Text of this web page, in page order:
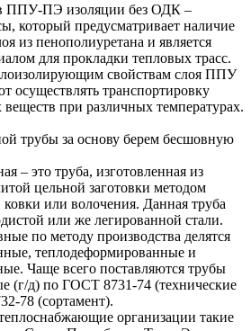
ППУ-ПЭ изоляции без ОДК –
который предусматривает наличие
из пенополиуретана и является
для прокладки тепловых трасс.
свойствам слоя ППУ
осуществлять транспортировку
при различных температурах.
трубы за основу берем бесшовную
– это труба, изготовленная из
цельной заготовки методом
ковки или волочения. Данная труба
или же легированной стали.
по методу производства делятся
теплодеформированные и
Чаще всего поставляются трубы
(г/д) по ГОСТ 8731-74 (технические
78 (сортамент).
организации такие